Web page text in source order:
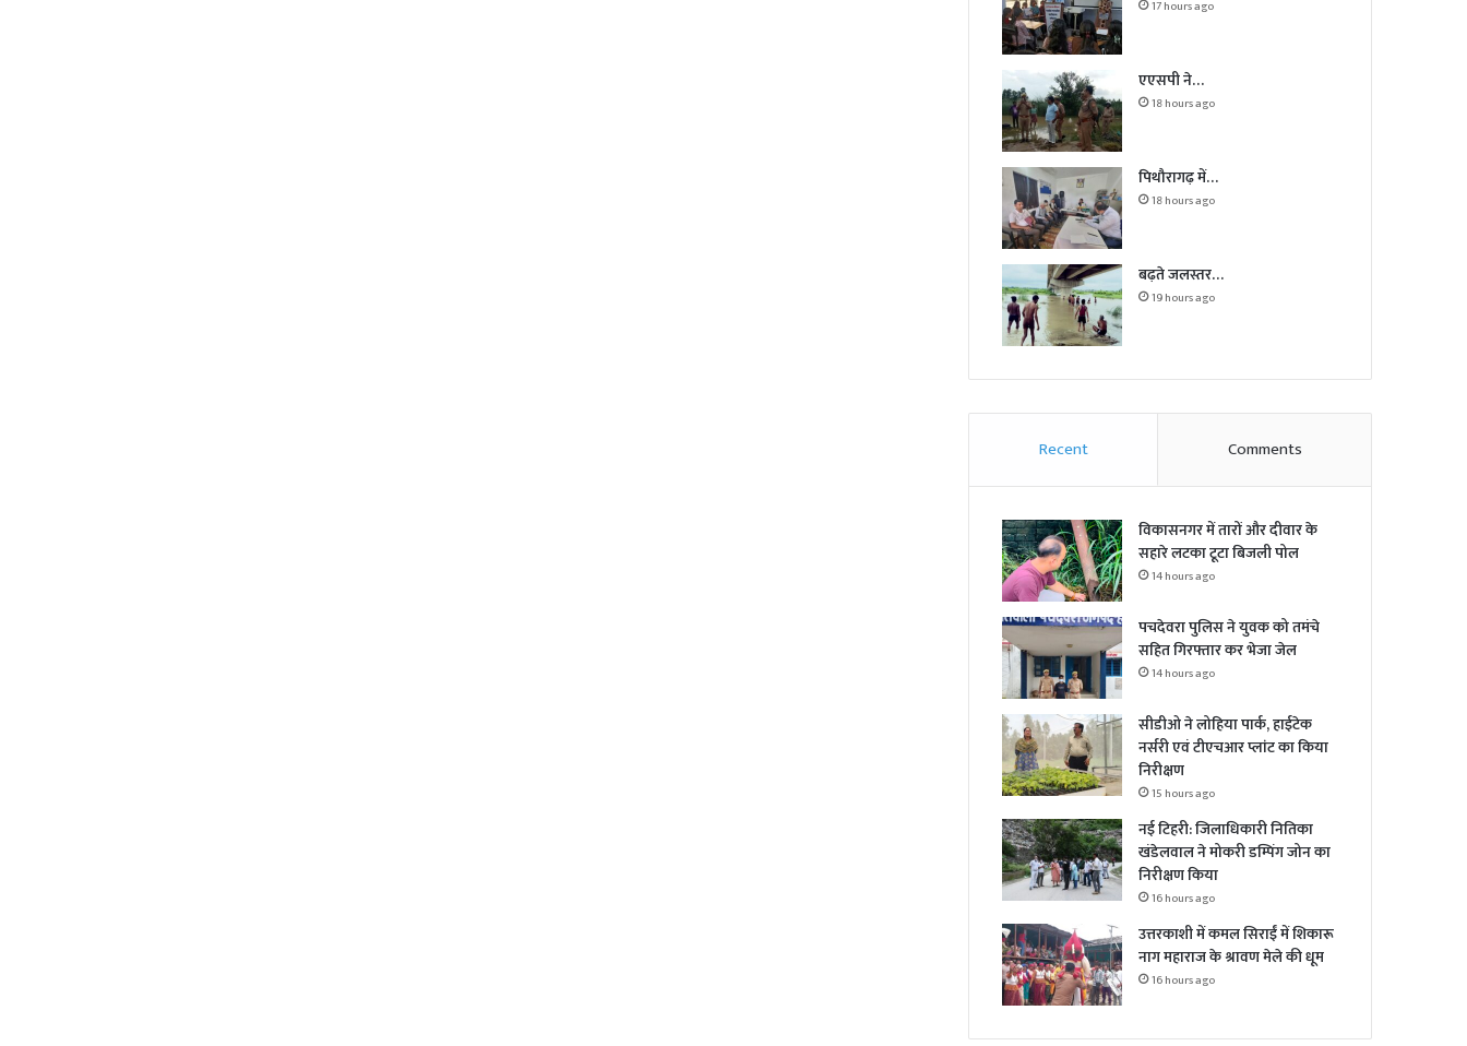
17 hours ago
एएसपी ने…
18 hours ago
पिथौरागढ़ में…
18 hours ago
बढ़ते जलस्तर…
19 hours ago
Recent Comments
विकासनगर में तारों और दीवार के
सहारे लटका टूटा बिजली पोल
14 hours ago
पचदेवरा पुलिस ने युवक को तमंचे
सहित गिरफ्तार कर भेजा जेल
14 hours ago
सीडीओ ने लोहिया पार्क, हाईटेक
नर्सरी एवं टीएचआर प्लांट का किया
निरीक्षण
15 hours ago
नई टिहरी: जिलाधिकारी नितिका
खंडेलवाल ने मोकरी डम्पिंग जोन का
निरीक्षण किया
16 hours ago
उत्तरकाशी में कमल सिराईं में शिकारू
नाग महाराज के श्रावण मेले की धूम
16 hours ago